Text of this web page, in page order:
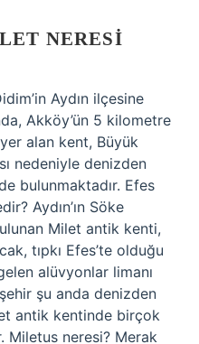
NERESI
Aydın ilçesine
Akköy’ün 5 kilometre
alan kent, Büyük
nedeniyle denizden
bulunmaktadır. Efes
Aydın’ın Söke
Milet antik kenti,
tıpkı Efes’te olduğu
alüvyonlar limanı
şu anda denizden
antik kentinde birçok
Miletus neresi? Merak